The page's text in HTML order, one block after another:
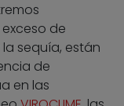
de
sequía, están
de
en las